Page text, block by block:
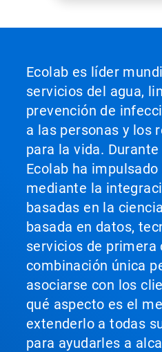
Ecolab es líder
servicios del agua,
prevención de
a las personas y los
para la vida.
Ecolab ha
mediante la
basadas en la
basada en datos,
servicios de primera
combinación única
asociarse con los
qué aspecto es el
extenderlo a todas
para ayudarles a